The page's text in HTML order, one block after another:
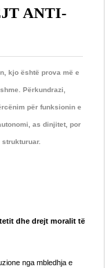
ANTI-
kjo është prova më e
Përkundrazi,
për funksionin e
as dinjitet, por
dhe drejt moralit të
nga mbledhja e